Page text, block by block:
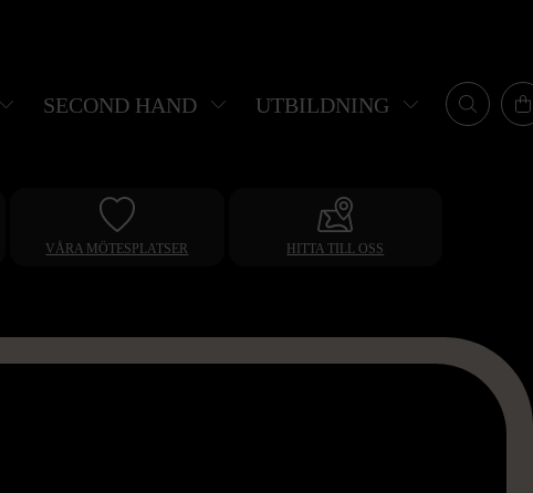
SECOND HAND UTBILDNING
VÅRA MÖTESPLATSER HITTA TILL OSS